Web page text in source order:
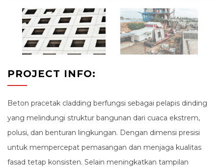
PROJECT INFO:
Beton pracetak cladding berfungsi sebagai pelapis dinding
yang melindungi struktur bangunan dari cuaca ekstrem,
polusi, dan benturan lingkungan. Dengan dimensi presisi
untuk mempercepat pemasangan dan menjaga kualitas
fasad tetap konsisten. Selain meningkatkan tampilan